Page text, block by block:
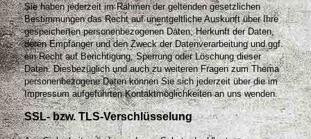
Sie haben jederzeit im Rahmen der geltenden gesetzlichen
Bestimmungen das Recht auf unentgeltliche Auskunft über Ihre
gespeicherten personenbezogenen Daten, Herkunft der Daten,
deren Empfänger und den Zweck der Datenverarbeitung und ggf.
ein Recht auf Berichtigung, Sperrung oder Löschung dieser
Daten. Diesbezüglich und auch zu weiteren Fragen zum Thema
personenbezogene Daten können Sie sich jederzeit über die im
Impressum aufgeführten Kontaktmöglichkeiten an uns wenden.
SSL- bzw. TLS-Verschlüsselung